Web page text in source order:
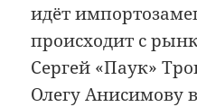
идёт
происходит с
Сергей «Паук»
Олегу Анисимову